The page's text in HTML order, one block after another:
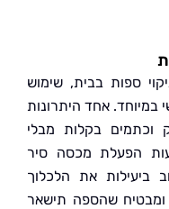
בבית, שימוש
אחד היתרונות
בקלות מבלי
מכסה סיר
את הלכלוך
שהספה תישאר